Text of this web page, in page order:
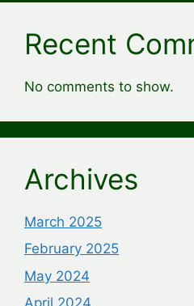
Recent
No comments to show.
Archives
March 2025
February 2025
May 2024